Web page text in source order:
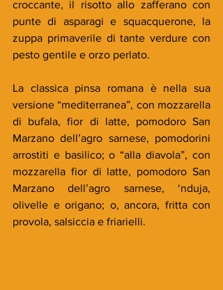
croccante, il risotto allo zafferano con
punte di asparagi e squacquerone, la
zuppa primaverile di tante verdure con
pesto gentile e orzo perlato.
La classica pinsa romana è nella sua
versione “mediterranea”, con mozzarella
di bufala, fior di latte, pomodoro San
Marzano dell’agro sarnese, pomodorini
arrostiti e basilico; o “alla diavola”, con
mozzarella fior di latte, pomodoro San
Marzano dell’agro sarnese, ‘nduja,
olivelle e origano; o, ancora, fritta con
provola, salsiccia e friarielli.